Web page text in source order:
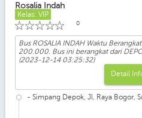
Rosalia Indah
Kelas: VIP
☆
☆
☆
☆
☆ 0
Bus ROSALIA INDAH Waktu
200.000. Bus ini berangkat dari
(2023-12-14 03:25:32)
Detail
- Simpang Depok, Jl. Raya Bogor,